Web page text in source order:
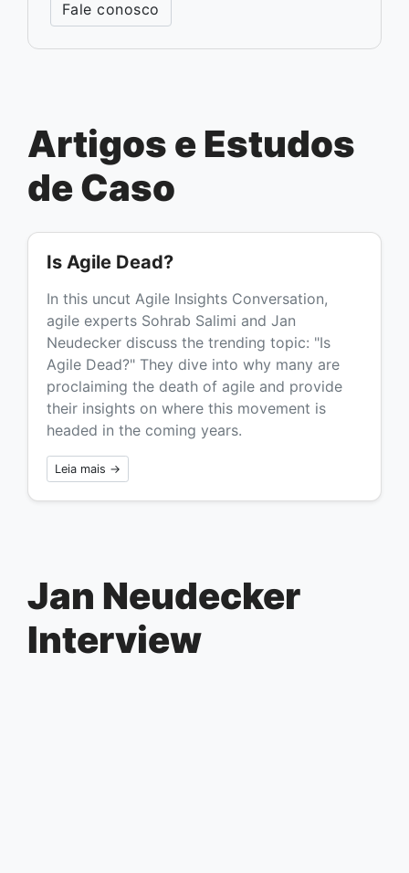
Fale conosco
Artigos e Estudos
de Caso
Is Agile Dead?
In this uncut Agile Insights Conversation,
agile experts Sohrab Salimi and Jan
Neudecker discuss the trending topic: "Is
Agile Dead?" They dive into why many are
proclaiming the death of agile and provide
their insights on where this movement is
headed in the coming years.
Leia mais →
Jan Neudecker
Interview